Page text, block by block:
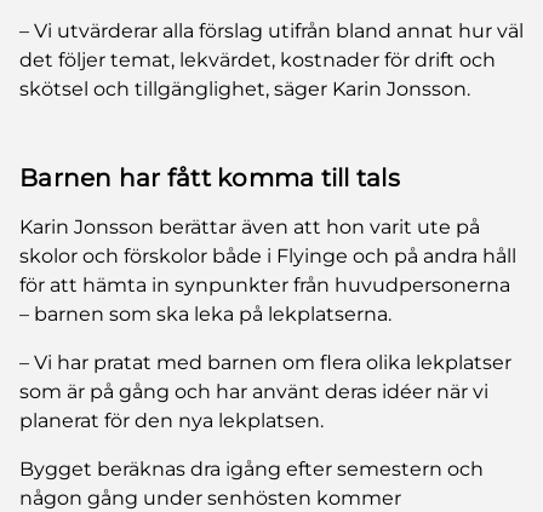
– Vi utvärderar alla förslag utifrån bland annat hur väl
det följer temat, lekvärdet, kostnader för drift och
skötsel och tillgänglighet, säger Karin Jonsson.
Barnen har fått komma till tals
Karin Jonsson berättar även att hon varit ute på
skolor och förskolor både i Flyinge och på andra håll
för att hämta in synpunkter från huvudpersonerna
– barnen som ska leka på lekplatserna.
– Vi har pratat med barnen om flera olika lekplatser
som är på gång och har använt deras idéer när vi
planerat för den nya lekplatsen.
Bygget beräknas dra igång efter semestern och
någon gång under senhösten kommer